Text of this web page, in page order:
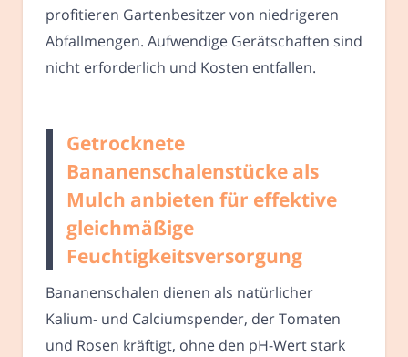
profitieren Gartenbesitzer von niedrigeren
Abfallmengen. Aufwendige Gerätschaften sind
nicht erforderlich und Kosten entfallen.
Getrocknete
Bananenschalenstücke als
Mulch anbieten für effektive
gleichmäßige
Feuchtigkeitsversorgung
Bananenschalen dienen als natürlicher
Kalium- und Calciumspender, der Tomaten
und Rosen kräftigt, ohne den pH-Wert stark